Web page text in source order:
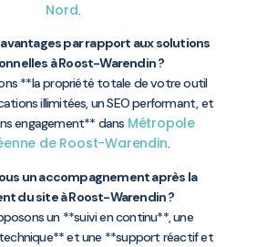
Nord.
par rapport aux solutions
à Roost-Warendin ?
**la propriété totale de votre outil
illimitées, un SEO performant, et
engagement** dans Métropole
de Roost-Warendin.
un accompagnement après la
du site à Roost-Warendin ?
un **suivi en continu**, une
et une **support réactif et